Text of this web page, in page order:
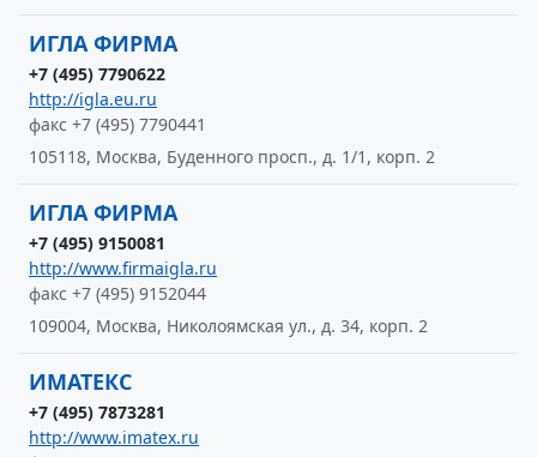
ИГЛА ФИРМА
+7 (495) 7790622
http://igla.eu.ru
факс +7 (495) 7790441
105118, Москва, Буденного просп., д. 1/1, корп. 2
ИГЛА ФИРМА
+7 (495) 9150081
http://www.firmaigla.ru
факс +7 (495) 9152044
109004, Москва, Николоямская ул., д. 34, корп. 2
ИМАТЕКС
+7 (495) 7873281
http://www.imatex.ru